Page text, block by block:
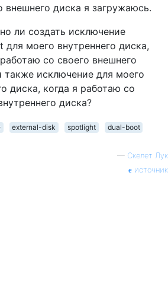
внешнего диска я загружаюсь.
ли создать исключение
для моего внутреннего диска,
со своего внешнего
также исключение для моего
диска, когда я работаю со
диска?
external-disk spotlight
dual-boot
— Скелет Лук
источник